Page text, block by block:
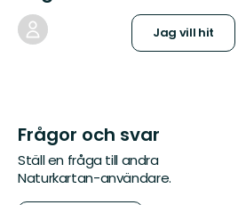
Jag vill hit
Frågor och svar
Ställ en fråga till andra
Naturkartan-användare.